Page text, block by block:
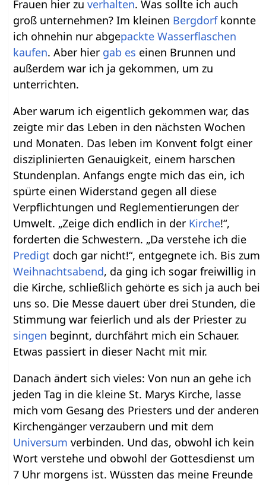
Frauen hier zuverhalten. Was sollte ich auch
groß unternehmen? Im kleinen Bergdorfkonnte
ich ohnehin nur abgepackte Wasserflaschen
kaufen. Aber hier gab es einen Brunnen und
außerdem war ich ja gekommen, um zu
unterrichten.
Aber warum ich eigentlich gekommen war, das
zeigte mir das Leben in den nächsten Wochen
und Monaten. Das leben im Konvent folgt einer
disziplinierten Genauigkeit, einem harschen
Stundenplan. Anfangs engte mich das ein, ich
spürte einen Widerstand gegen all diese
Verpflichtungen und Reglementierungen der
Umwelt. „Zeige dich endlich in der Kirche!“,
forderten die Schwestern. „Da verstehe ich die
Predigt doch gar nicht!“, entgegnete ich. Bis zum
Weihnachtsabend, da ging ich sogar freiwillig in
die Kirche, schließlich gehörte es sich ja auch bei
uns so. Die Messe dauert über drei Stunden, die
Stimmung war feierlich und als der Priester zu
singen beginnt, durchfährt mich ein Schauer.
Etwas passiert in dieser Nacht mit mir.
Danach ändert sich vieles: Von nun an gehe ich
jeden Tag in die kleine St. Marys Kirche, lasse
mich vom Gesang des Priesters und der anderen
Kirchengänger verzaubern und mit dem
Universum verbinden. Und das, obwohl ich kein
Wort verstehe und obwohl der Gottesdienst um
7 Uhr morgens ist. Wüssten das meine Freunde